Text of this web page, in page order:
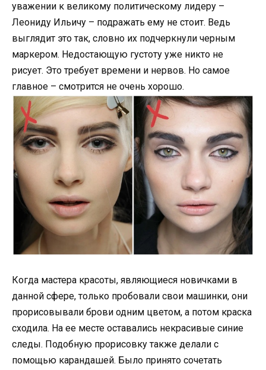
уважении к великому политическому лидеру –
Леониду Ильичу – подражать ему не стоит. Ведь
выглядит это так, словно их подчеркнули черным
маркером. Недостающую густоту уже никто не
рисует. Это требует времени и нервов. Но самое
главное – смотрится не очень хорошо.
Когда мастера красоты, являющиеся новичками в
данной сфере, только пробовали свои машинки, они
прорисовывали брови одним цветом, а потом краска
сходила. На ее месте оставались некрасивые синие
следы. Подобную прорисовку также делали с
помощью карандашей. Было принято сочетать